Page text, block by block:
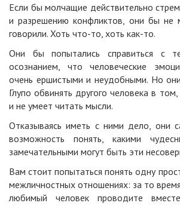
Если бы молчащие действительно
и разрешению конфликтов, они бы
говорили. Хоть что-то, хоть как-то.
Они бы попытались справиться с
осознанием, что человеческие
очень ершистыми и неудобными. Но они
Глупо обвинять другого человека в
и не умеет читать мысли.
Отказываясь иметь с ними дело, они
возможность понять, какими
замечательными могут быть эти
Вам стоит попытаться понять одну
межличностных отношениях: за то
любимый человек проводите